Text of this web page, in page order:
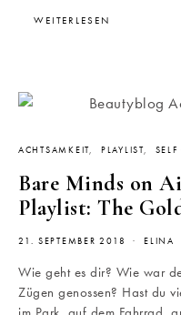
WEITERLESEN
ACHTSAMKEIT PLAYLIST SELF
Bare Minds on
Playlist: The
21. SEPTEMBER 2018 ELINA
Wie geht es dir? Wie war
Zügen genossen? Hast du